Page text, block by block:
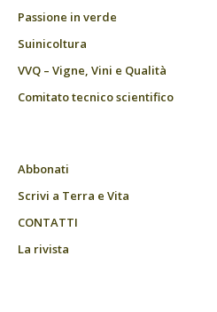
Passione in verde
Suinicoltura
VVQ – Vigne, Vini e Qualità
Comitato tecnico scientifico
Abbonati
Scrivi a Terra e Vita
CONTATTI
La rivista